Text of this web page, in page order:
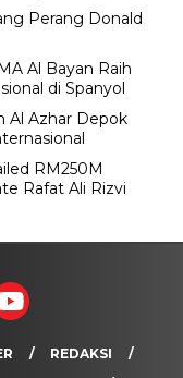
Perang Donald
Al Bayan Raih
di Spanyol
Al Azhar Depok
RM250M
Rafat Ali Rizvi
REDAKSI